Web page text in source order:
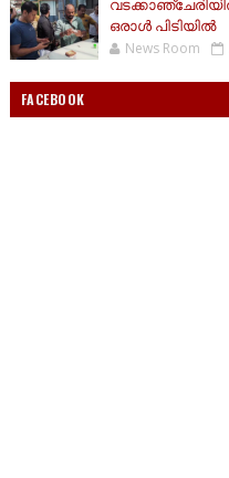
ഒരാൾ പിടിയിൽ
News Room
FACEBOOK